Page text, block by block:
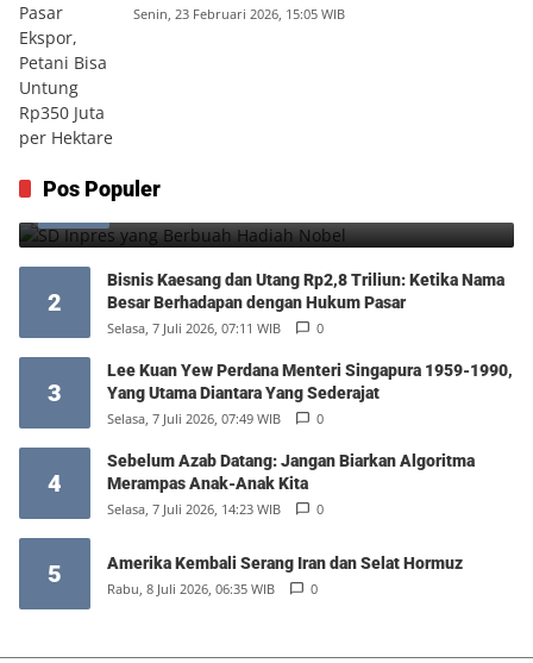
Juta per Hektare
Senin, 23 Februari 2026, 15:05 WIB
Pos Populer
1 SD Inpres yang Berbuah Hadiah Nobel
2
Bisnis Kaesang dan Utang Rp2,8 Triliun: Ketika Nama
Besar Berhadapan dengan Hukum Pasar
Selasa, 7 Juli 2026, 07:11 WIB 0
3
Lee Kuan Yew Perdana Menteri Singapura 1959-1990,
Yang Utama Diantara Yang Sederajat
Selasa, 7 Juli 2026, 07:49 WIB 0
4
Sebelum Azab Datang: Jangan Biarkan Algoritma
Merampas Anak-Anak Kita
Selasa, 7 Juli 2026, 14:23 WIB 0
5 Amerika Kembali Serang Iran dan Selat Hormuz
Rabu, 8 Juli 2026, 06:35 WIB 0